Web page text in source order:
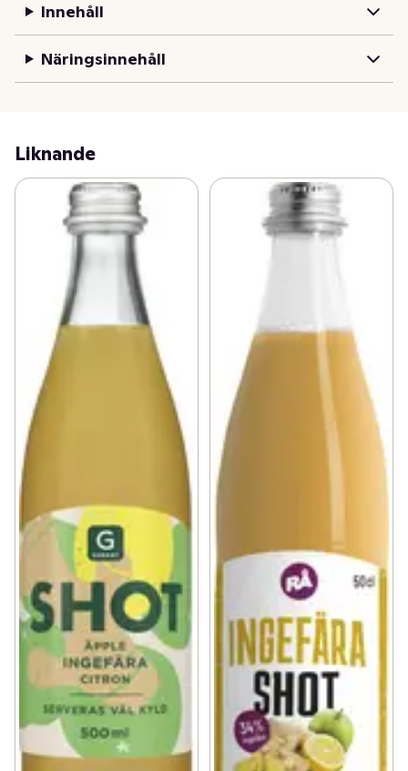
Innehåll
Näringsinnehåll
Liknande